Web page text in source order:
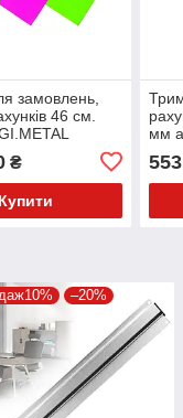
замовлень,
46 см.
₴
Купити
мм
–20%